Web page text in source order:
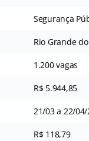
Segurança
Rio Grande
1.200 vagas
R$ 5.944,85
21/03 a 22/
R$ 118,79